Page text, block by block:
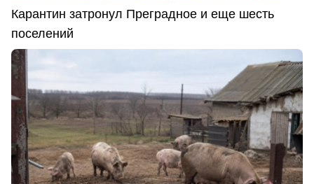
Карантин затронул Преградное и еще шесть
поселений